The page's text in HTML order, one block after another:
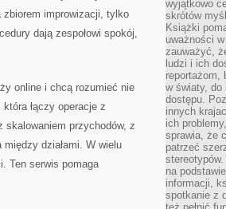
zbiorem improwizacji, tylko
dają zespołowi spokój,
online i chcą rozumieć nie
łączy operacje z
skalowaniem przychodów, z
działami. W wielu
Ten serwis pomaga
wyjątkowo
skrótów
Książki
uważności
zauważyć,
ludzi i ich
reportażom,
w światy, do
dostępu.
innych
ich
sprawia, że
patrzeć
na
informacji,
spotkanie z